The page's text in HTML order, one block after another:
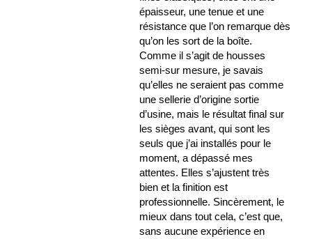
épaisseur, une tenue et une
résistance que l’on remarque dès
qu’on les sort de la boîte.
Comme il s’agit de housses
semi-sur mesure, je savais
qu’elles ne seraient pas comme
une sellerie d’origine sortie
d’usine, mais le résultat final sur
les sièges avant, qui sont les
seuls que j’ai installés pour le
moment, a dépassé mes
attentes. Elles s’ajustent très
bien et la finition est
professionnelle. Sincèrement, le
mieux dans tout cela, c’est que,
sans aucune expérience en